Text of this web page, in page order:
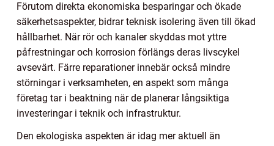
Förutom direkta ekonomiska besparingar och ökade
säkerhetsaspekter, bidrar teknisk isolering även till ökad
hållbarhet. När rör och kanaler skyddas mot yttre
påfrestningar och korrosion förlängs deras livscykel
avsevärt. Färre reparationer innebär också mindre
störningar i verksamheten, en aspekt som många
företag tar i beaktning när de planerar långsiktiga
investeringar i teknik och infrastruktur.
Den ekologiska aspekten är idag mer aktuell än